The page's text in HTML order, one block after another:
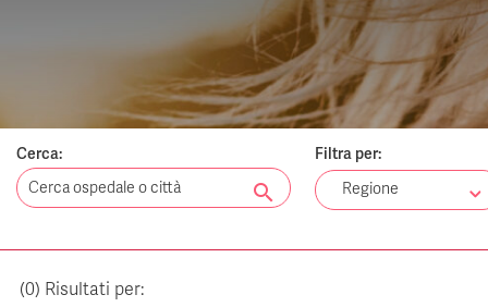
CHI SIAMO
Cerca:
search
Filtra per:
Regione
(0) Risultati per: